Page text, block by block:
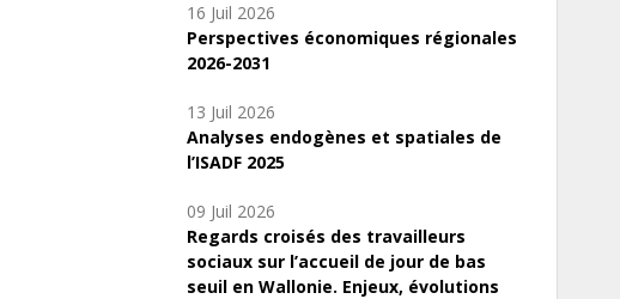
16 Juil 2026
Perspectives économiques régionales
2026-2031
13 Juil 2026
Analyses endogènes et spatiales de
l’ISADF 2025
09 Juil 2026
Regards croisés des travailleurs
sociaux sur l’accueil de jour de bas
seuil en Wallonie. Enjeux, évolutions